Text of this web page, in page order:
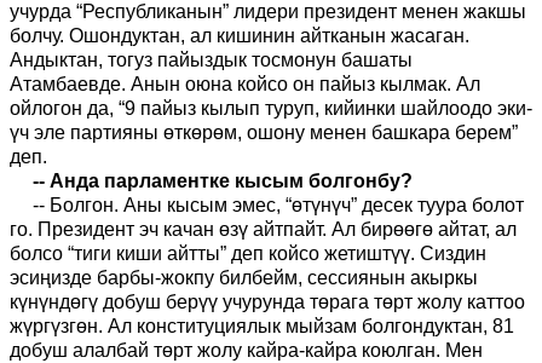
учурда “Республиканын” лидери президент менен жакшы
болчу. Ошондуктан, ал кишинин айтканын жасаган.
Андыктан, тогуз пайыздык тосмонун башаты
Атамбаевде. Анын оюна койсо он пайыз кылмак. Ал
ойлогон да, “9 пайыз кылып туруп, кийинки шайлоодо эки-
үч эле партияны өткөрөм, ошону менен башкара берем”
деп.
-- Анда парламентке кысым болгонбу?
-- Болгон. Аны кысым эмес, “өтүнүч” десек туура болот
го. Президент эч качан өзү айтпайт. Ал бирөөгө айтат, ал
болсо “тиги киши айтты” деп койсо жетиштүү. Сиздин
эсиңизде барбы-жокпу билбейм, сессиянын акыркы
күнүндөгү добуш берүү учурунда төрага төрт жолу каттоо
жүргүзгөн. Ал конституциялык мыйзам болгондуктан, 81
добуш алалбай төрт жолу кайра-кайра коюлган. Мен